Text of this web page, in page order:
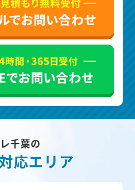
千葉の
応エリア